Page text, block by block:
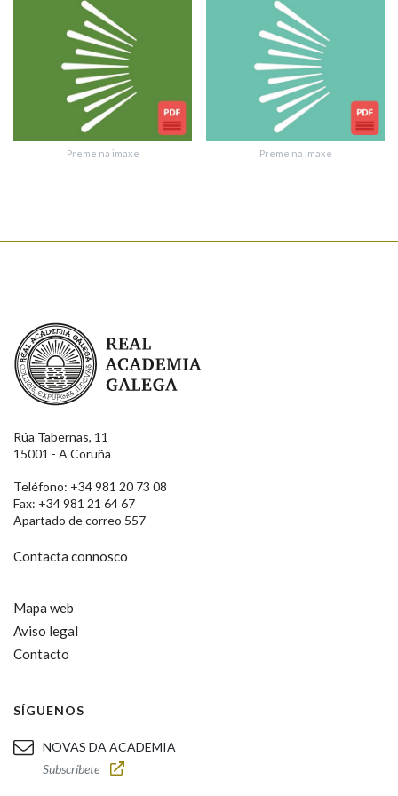
Texto de verificación
Preme na imaxe Preme na imaxe
Real Academia Galega
Rúa Tabernas, 11
15001 - A Coruña
Teléfono: +34 981 20 73 08
Fax: +34 981 21 64 67
Apartado de correo 557
Contacta connosco
Mapa web
Aviso legal
Contacto
SÍGUENOS
NOVAS DA ACADEMIA
Subscríbete